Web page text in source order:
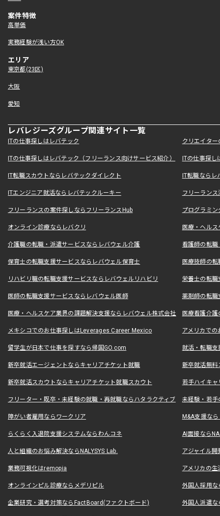
案件特徴
高単価
実務経験が浅い方OK
エリア
東京都(23区)
大阪
愛知
レバレジーズグループ関連サイト一覧
ITの仕事探しはレバテック クリエイタ
ITの仕事探しはレバテック（フリーランス向けサービス紹介） ITの仕事探
IT転職スカウトならレバテックダイレクト IT転職なら
ITエンジニア就活ならレバテックルーキー フリーラン
フリーランスの案件探しならフリーランスHub プログラミ
オンライン診療ならレバクリ 医療・ヘル
介護職の転職・派遣サービスならレバウェル介護 看護師の転
保育士の転職支援サービスならレバウェル保育士 医療技師の
リハビリ職の転職支援サービスならレバウェルリハビリ 栄養士の転
医師の転職支援サービスならレバウェル医師 薬剤師の転
医療・ヘルスケア業界の課題解決支援ならレバウェル株式会社 医療看護介
メキシコでのお仕事探しはLeverages Career Mexico アメリカで
留学生が日本で仕事を探すなら帰国GO.com 就活・転職
新卒就活エージェントならキャリアチケット就職 新卒就活無料
新卒就活スカウトならキャリアチケット就職スカウト 若手ハイキ
フリーター・既卒・未経験の就職・再就職ならハタラクティブ 未経験・若手
障がい者雇用ならワークリア M&A支援な
らくらく入退院支援システムならわんコネ AI面接なら
人と組織のお悩み解決ならNALYSYS Lab. アジャイル
業務可視化はremopia アメリカの
オンラインピル診療ならメデリピル 外国人採用
企業研究・選考対策ならFactBoard(ファクトボード) 外国人派遣な